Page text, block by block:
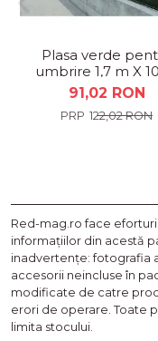
Plasa verde
umbrire 1,7 m X
91,02 RON
122,02 RON
Red-mag.ro face
informaţiilor din acestă
inadvertenţe: fotografia
accesorii neincluse în
modificate de catre
erori de operare. Toate
limita stocului.